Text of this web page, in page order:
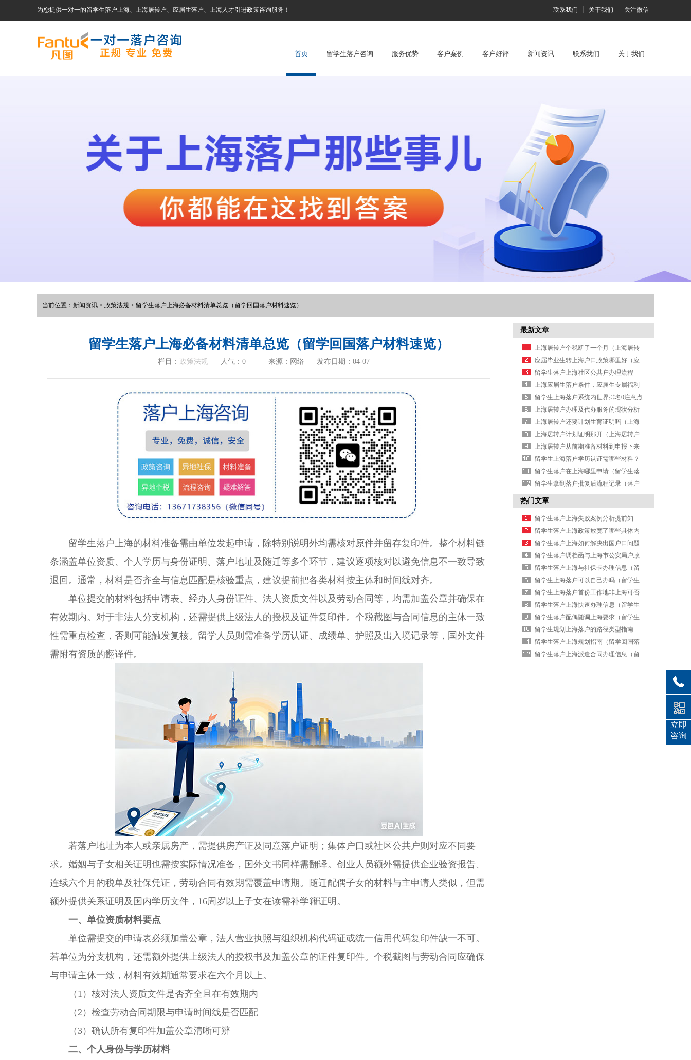
为您提供一对一的留学生落户上海、上海居转户、应届生落户、上海人才引进政策咨询服务！ 联系我们 关于我们 关注微信
首页 留学生落户咨询 服务优势 客户案例 客户好评 新闻资讯 联系我们 关于我们
当前位置： 新闻资讯 > 政策法规 > 留学生落户上海必备材料清单总览（留学回国落户材料速览）
留学生落户上海必备材料清单总览（留学回国落户材料速览）
栏目： 政策法规 人气： 0 来源：网络 发布日期：04-07
留学生落户上海的材料准备需由单位发起申请，除特别说明外均需核对原件并留存复印件。整个材料链
条涵盖单位资质、个人学历与身份证明、落户地址及随迁等多个环节，建议逐项核对以避免信息不一致导致
退回。通常，材料是否齐全与信息匹配是核验重点，建议提前把各类材料按主体和时间线对齐。
单位提交的材料包括申请表、经办人身份证件、法人资质文件以及劳动合同等，均需加盖公章并确保在
有效期内。对于非法人分支机构，还需提供上级法人的授权及证件复印件。个税截图与合同信息的主体一致
性需重点检查，否则可能触发复核。留学人员则需准备学历认证、成绩单、护照及出入境记录等，国外文件
需附有资质的翻译件。
若落户地址为本人或亲属房产，需提供房产证及同意落户证明；集体户口或社区公共户则对应不同要
求。婚姻与子女相关证明也需按实际情况准备，国外文书同样需翻译。创业人员额外需提供企业验资报告、
连续六个月的税单及社保凭证，劳动合同有效期需覆盖申请期。随迁配偶子女的材料与主申请人类似，但需
额外提供关系证明及国内学历文件，16周岁以上子女在读需补学籍证明。
一、单位资质材料要点
单位需提交的申请表必须加盖公章，法人营业执照与组织机构代码证或统一信用代码复印件缺一不可。
若单位为分支机构，还需额外提供上级法人的授权书及加盖公章的证件复印件。个税截图与劳动合同应确保
与申请主体一致，材料有效期通常要求在六个月以上。
（1）核对法人资质文件是否齐全且在有效期内
（2）检查劳动合同期限与申请时间线是否匹配
（3）确认所有复印件加盖公章清晰可辨
二、个人身份与学历材料
最新文章
上海居转户个税断了一个月（上海居转
户个税未申报）
应届毕业生转上海户口政策哪里好（应
届毕业生落户上海基本条件）
留学生落户上海社区公共户办理流程
上海应届生落户条件，应届生专属福利
（上海应届生落户政策）
留学生上海落户系统内世界排名0注意点
上海居转户办理及代办服务的现状分析
（上海居转户代理公司）
上海居转户还要计划生育证明吗（上海
居转户对计划生育要求）
上海居转户计划证明那开（上海居转户
申请）
上海居转户从前期准备材料到申报下来
全过程（上海市居转户准备材料目录）
留学生上海落户学历认证需哪些材料？
留学生落户在上海哪里申请（留学生落
户申请地点）
留学生拿到落户批复后流程记录（落户
批复到手后操作实录）
热门文章
留学生落户上海失败案例分析提前知
留学生落户上海政策放宽了哪些具体内
容
留学生落户上海如何解决出国户口问题
留学生落户调档函与上海市公安局户政
科
留学生落户上海与社保卡办理信息（留
学回国落户及社保卡办理）
留学生上海落户可以自己办吗（留学生
落户能自助办理吗）
留学生上海落户首份工作地非上海可否
办理
留学生落户上海快速办理信息（留学生
落户极速指南）
留学生落户配偶随调上海要求（留学生
配偶随迁落户条件）
留学生规划上海落户的路径类型指南
留学生落户上海规划指南（留学回国落
户指南）
留学生落户上海派遣合同办理信息（留
立即
咨询